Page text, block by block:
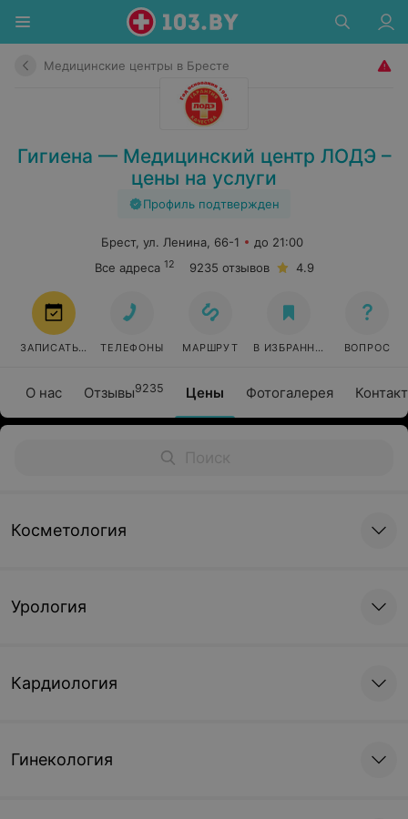
Медицинские центры в Бресте
Гигиена — Медицинский центр ЛОДЭ –
цены на услуги
Профиль подтвержден
О нас Отзывы9235 Цены Фотогалерея
Брест, ул. Ленина, 66-1
до 21:00
Все адреса 12 9235 отзывов 4.9
ЗАПИСАТЬСЯ ТЕЛЕФОНЫ МАРШРУТ В ИЗБРАННОЕ ВОПРОС
Косметология
Урология
Кардиология
Гинекология